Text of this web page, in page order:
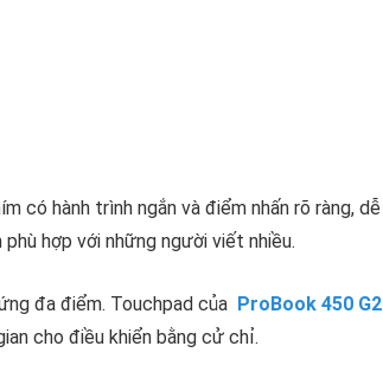
có hành trình ngắn và điểm nhấn rõ ràng, dễ
hợp với những người viết nhiều.
đa điểm. Touchpad của ProBook 450 G2
cho điều khiển bằng cử chỉ.